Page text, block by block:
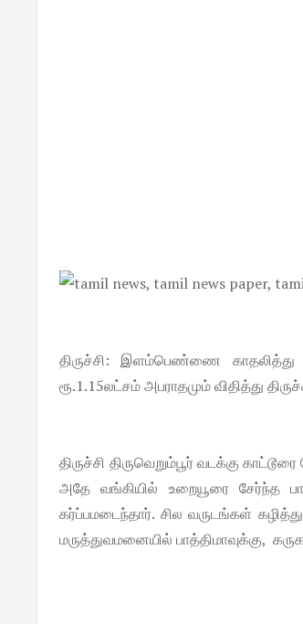
திருச்சி: இளம்பெண்ணை காதலித்து
ரூ.1.15லட்சம் அபராதமும் விதித்து
திருச்சி திருவெறும்பூர் வடக்கு
அதே வங்கியில் உறையூரை சேர்ந்த
கர்ப்பமடைந்தார். சில வருடங்கள்
மருத்துவமனையில் பாத்திமாவுக்கு,